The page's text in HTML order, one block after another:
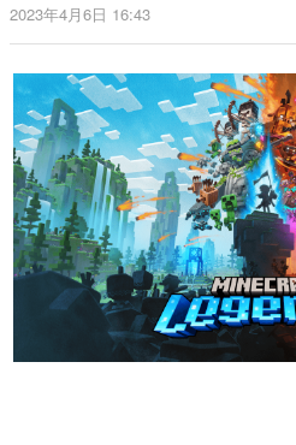
ゲーム世代の作家た
ゲームに多大な影響を
画です。
日本モバイルゲー
日本のモバイルゲーム史
ルを網羅するほか、開発
解説を掲載。約20年の
若ゲのいたり〜ゲ
『うつヌケ』『ペンと箸
一先生によるゲーム業
なんでゲームは面
ゲーム開発者・hamatsu
具体的な形から解き明
2023年4月6日 16:43